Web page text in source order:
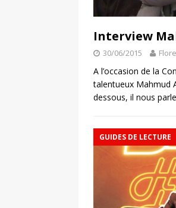
Interview
30/06/2015
A l’occasion de la
talentueux Mahmud
dessous, il nous parle
GUIDES DE LECTURE